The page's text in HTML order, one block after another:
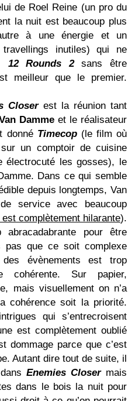
de Roel Reine (un pro du
la nuit est beaucoup plus
à une énergie et un
travellings inutiles) qui ne
12 Rounds 2sans être
meilleur que le premier.
Closerest la réunion tant
Damme et le réalisateur
donné Timecop(le film où
un comptoir de cuisine
électrocuté les gosses), le
Dans ce qui semble
depuis longtemps, Van
service avec beaucoup
complètement hilarante).
pour être
pas que ce soit complexe
évènements est trop
cohérente. Sur papier,
mais visuellement on n’a
cohérence soit la priorité.
qui s’entrecroisent
est complètement oublié
dommage parce que c’est
Autant dire tout de suite, il
Enemies Closermais
dans le bois la nuit pour